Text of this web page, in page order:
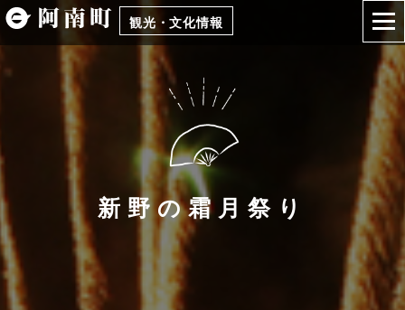
観光・文化情報
新野の霜月祭り